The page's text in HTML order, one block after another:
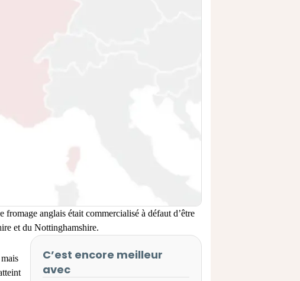
anglais était commercialisé à défaut d’être
et du Nottinghamshire.
C’est encore meilleur
avec